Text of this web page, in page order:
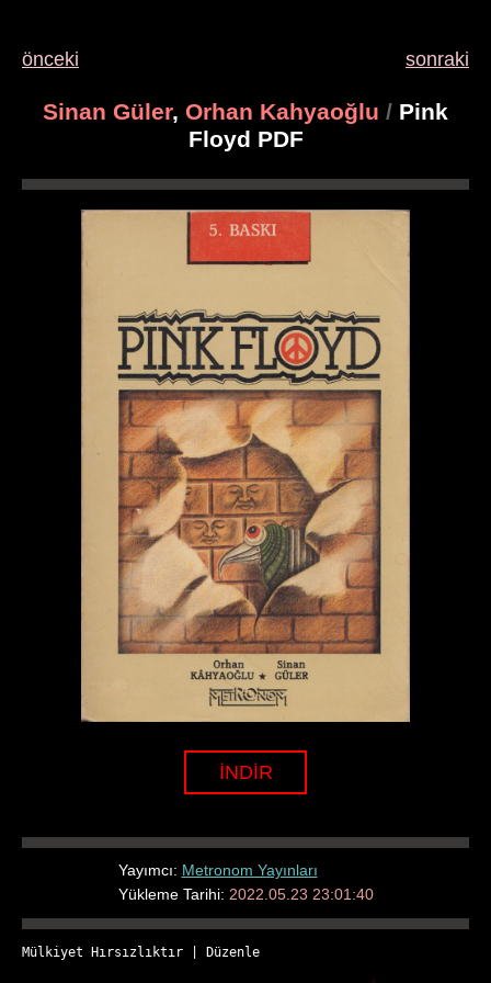
önceki sonraki
Sinan Güler, Orhan Kahyaoğlu / Pink
Floyd PDF
İNDİR
Yayımcı: Metronom Yayınları
Yükleme Tarihi: 2022.05.23 23:01:40
Mülkiyet Hırsızlıktır Düzenle